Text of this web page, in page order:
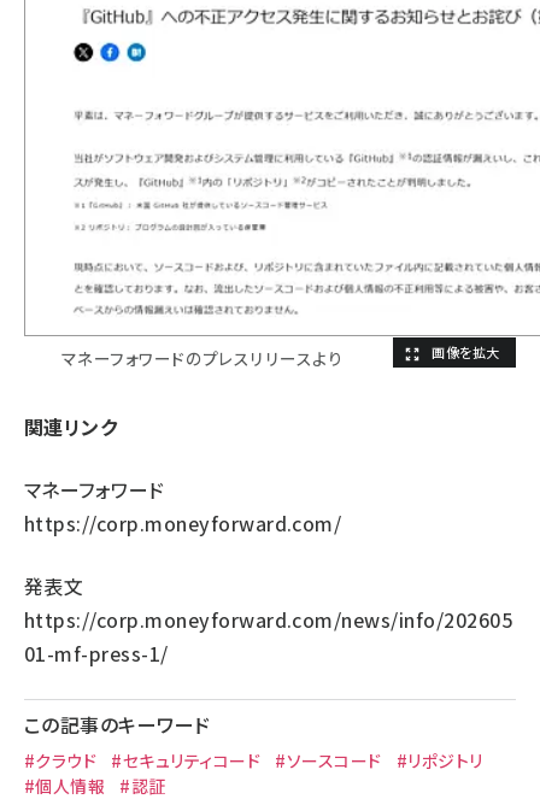
マネーフォワードのプレスリリースより
関連リンク
マネーフォワード
https://corp.moneyforward.com/
発表文
https://corp.moneyforward.com/news/info/202605
01-mf-press-1/
この記事のキーワード
#クラウド #セキュリティコード #ソースコード
#リポジトリ
#個人情報
#認証